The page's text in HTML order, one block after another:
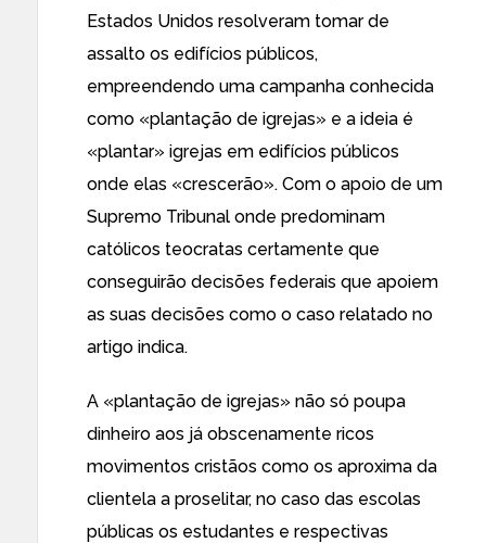
Estados Unidos resolveram tomar de
assalto os edifícios públicos,
empreendendo uma campanha conhecida
como «plantação de igrejas» e a ideia é
«plantar» igrejas em edifícios públicos
onde elas «crescerão». Com o apoio de um
Supremo Tribunal onde predominam
católicos teocratas certamente que
conseguirão decisões federais que apoiem
as suas decisões como o caso relatado no
artigo indica.
A «plantação de igrejas» não só poupa
dinheiro aos já obscenamente ricos
movimentos cristãos como os aproxima da
clientela a proselitar, no caso das escolas
públicas os estudantes e respectivas